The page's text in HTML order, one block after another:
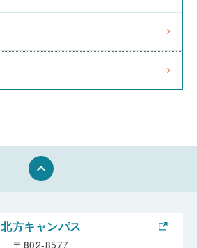
keyboard_arrow_up
北方キャンパス
〒802-8577